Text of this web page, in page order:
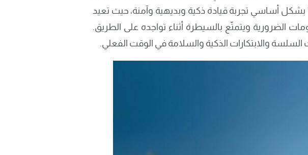
بشكل أساسي تجربة قيادة ذكية وبديهية وآمنة، حيث تعيد
الضرورية ويتمتّع بالسيطرة أثناء تواجده على الطريق.
والابتكارات الذكية والسلامة في الوقت الفعلي.